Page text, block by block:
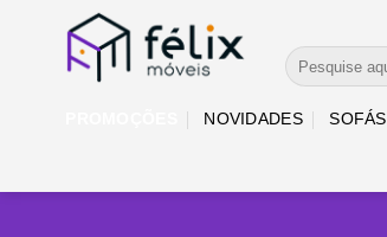
Pesquisar
por:
NOVIDADES SOFÁS